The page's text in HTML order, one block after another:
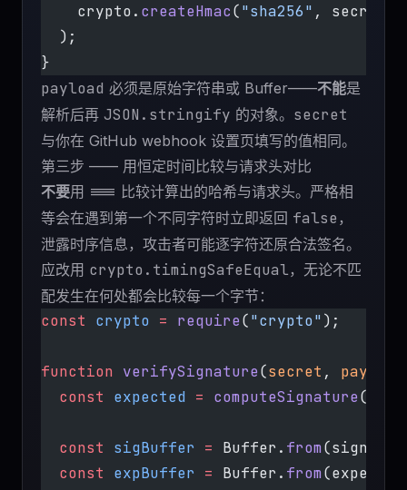
    crypto.
createHmac("sha256" , secret).
  );
}
payload 必须是原始字符串或 Buffer——不能是
解析后再 JSON.stringify 的对象。 secret
与你在 GitHub webhook 设置页填写的值相同。
第三步 —— 用恒定时间比较与请求头对比
不要用 === 比较计算出的哈希与请求头。严格相
等会在遇到第一个不同字符时立即返回 false ，
泄露时序信息，攻击者可能逐字符还原合法签名。
应改用 crypto.timingSafeEqual，无论不匹
配发生在何处都会比较每一个字节：
const crypto = require("crypto");
function verifySignature(secret , payload
  const
expected = computeSignature
  const
sigBuffer = Buffer. from
  const
expBuffer = Buffer. from